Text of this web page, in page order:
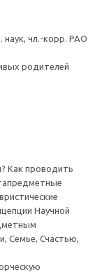
наук, чл.-корр. РАО
родителей
Как проводить
Научной
Семье, Счастью,